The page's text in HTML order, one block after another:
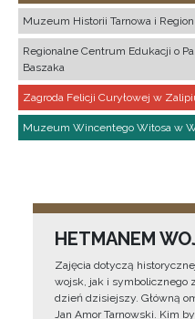
Muzeum Historii Tarnowa i
Regionalne Centrum Edukacji o
Baszaka
Zagroda Felicji Curyłowej w
Muzeum Wincentego Witosa w
HETMANEM
Zajęcia dotyczą
wojsk, jak i symbolicznego
dzień dzisiejszy. Główną
Jan Amor Tarnowski. Kim